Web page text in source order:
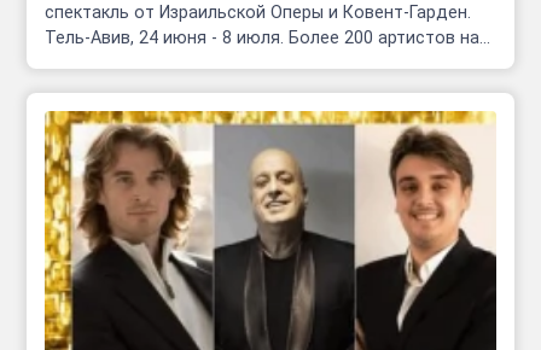
спектакль от Израильской Оперы и Ковент-Гарден.
Тель-Авив, 24 июня - 8 июля. Более 200 артистов на